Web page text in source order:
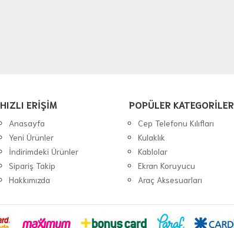
HIZLI ERİŞİM
Anasayfa
Yeni Ürünler
İndirimdeki Ürünler
Sipariş Takip
Hakkımızda
POPÜLER KATEGORİLER
Cep Telefonu Kılıfları
Kulaklık
Kablolar
Ekran Koruyucu
Araç Aksesuarları